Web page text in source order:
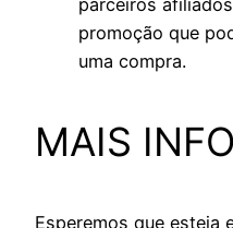
parceiros
promoção que
uma compra.
MAIS
Esperemos que esteja